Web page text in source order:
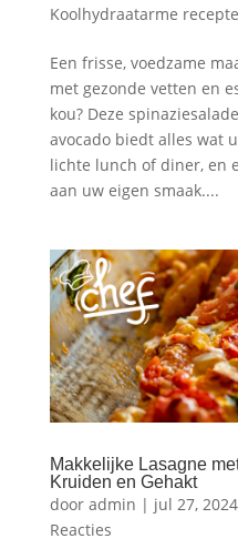
Koolhydraatarme
Een frisse, voedzame
met gezonde vetten en
kou? Deze
avocado biedt alles wat
lichte lunch of diner, en
aan uw eigen smaak....
Makkelijke Lasagne
Kruiden en Gehakt
door admin | jul 27, 2024
Reacties